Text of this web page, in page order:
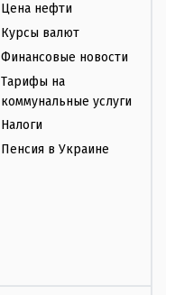
Цена нефти
Курсы валют
Финансовые новости
Тарифы на
коммунальные услуги
Налоги
Пенсия в Украине